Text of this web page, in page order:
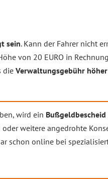
sein. Kann der Fahrer nicht
von 20 EURO in
die Verwaltungsgebühr
wird ein Bußgeldbescheid
oder weitere angedrohte
schon online bei